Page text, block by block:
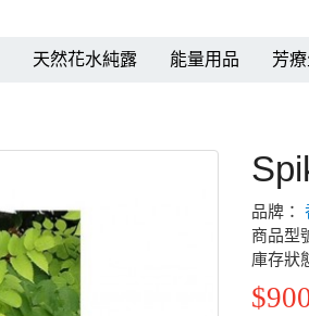
天然花水純露 能量用品 芳
品牌：
商品型
庫存狀